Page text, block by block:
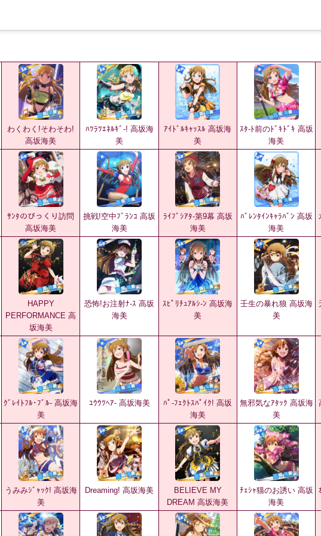
わくわく!そわそわ!
高坂海美
ﾊﾂﾗﾂｴﾈﾙｷﾞ-! 高坂海
美
ｱｲﾄﾞﾙｷｬｯｽﾙ 高坂海
美
ｽﾀ-ﾄ前のﾄﾞｷﾄﾞｷ 高坂
海美
ｻﾝﾀのびっくり訪問
高坂海美
挑戦!空中ﾌﾞﾗﾝｺ 高坂
海美
ﾗｲﾌﾞｼｱﾀ-第9幕 高坂
海美
ﾊﾞﾚﾝﾀｲﾝｷｬﾗﾊﾞﾝ 高坂
海美
HAPPY
PERFORMANCE 高
坂海美
恐怖!お注射ﾅ-ｽ 高坂
海美
ｽﾋﾟﾘﾁｭｱﾙｼ-ﾝ 高坂海
美
壬生の暴れ狼 高坂海
美
ｸﾞﾚｲﾄﾌﾙ･ﾌﾞﾙ- 高坂海
美
ﾕｳｳﾂﾍｱ- 高坂海美
ﾊﾟ-ﾌｪｸﾄｽﾊﾟｲｸ! 高坂
海美
無邪気なｱﾀｯｸ 高坂海
美
うみみｼﾞｬｯｸ! 高坂海
美
Dreaming! 高坂海美
BELIEVE MY
DREAM 高坂海美
ﾁｪｼｬ猫のお誘い 高坂
海美